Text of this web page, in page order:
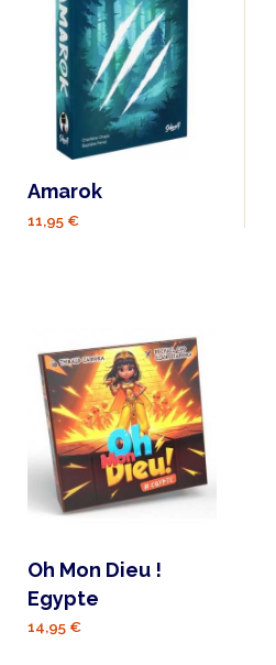
Amarok
11,95 €
Oh Mon Dieu !
Egypte
14,95 €